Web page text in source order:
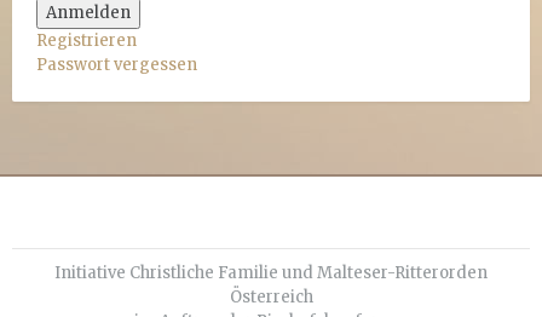
Anmelden
Registrieren
Passwort vergessen
Initiative Christliche Familie und Malteser-Ritterorden
Österreich